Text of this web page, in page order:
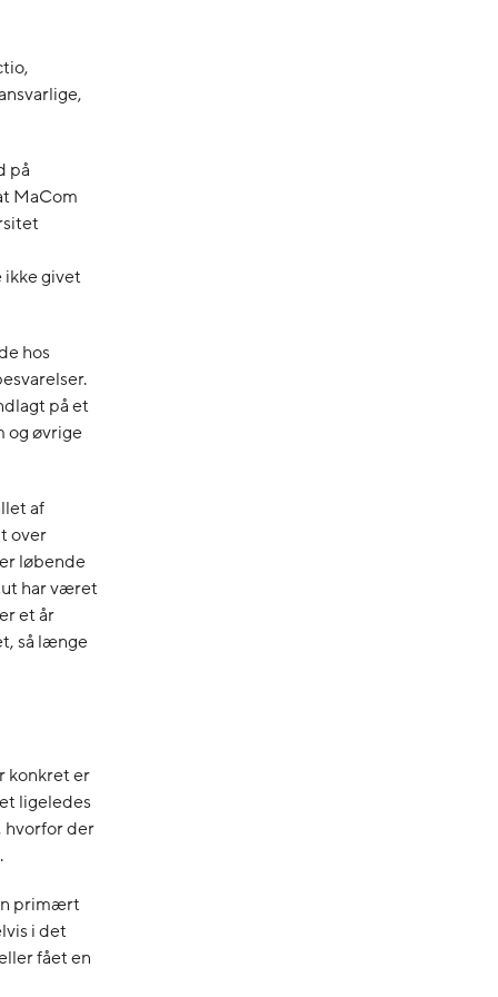
på
MaCom
givet
hos
på et
og øvrige
af
over
løbende
har været
et år
så længe
konkret er
ligeledes
hvorfor der
primært
i det
fået en